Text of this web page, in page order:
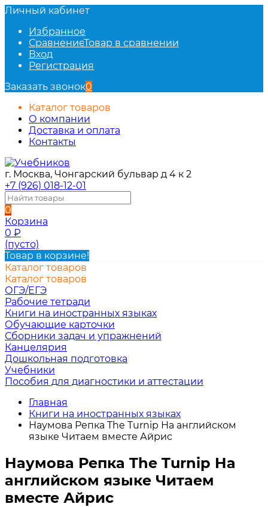
Личный кабинет
Избранное
СравнениеТовар в сравнении
Вход
Регистрация
Заказать звонок0
Каталог товаров
О компании
Доставка и оплата
Контакты
г. Москва, Чонгарский бульвар д 4 к 2
+7 (926) 018-12-01
0
Корзина
0 ₽
(пусто)
Товар в корзине!
Каталог товаров
Каталог товаров
ОГЭ/ЕГЭ
Рабочие тетради
Книги на иностранных языках
Обучающие карточки
Сборники задач и упражнений
Канцелярия
Дошкольная подготовка
Учебники
Пособия для диагностики и аттестации
Главная
Книги на иностранных языках
Наумова Репка The Turnip На английском
языке Читаем вместе Айрис
Наумова Репка The Turnip На
английском языке Читаем
вместе Айрис